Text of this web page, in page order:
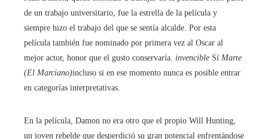
de un trabajo universitario, fue la estrella de la película y
siempre hizo el trabajo del que se sentía alcalde. Por esta
película también fue nominado por primera vez al Oscar al
mejor actor, honor que el gusto conservaría. invencible Sí Marte
(El Marciano)incluso si en ese momento nunca es posible entrar
en categorías interpretativas.
En la película, Damon no era otro que el propio Will Hunting,
un joven rebelde que desperdició su gran potencial enfrentándose